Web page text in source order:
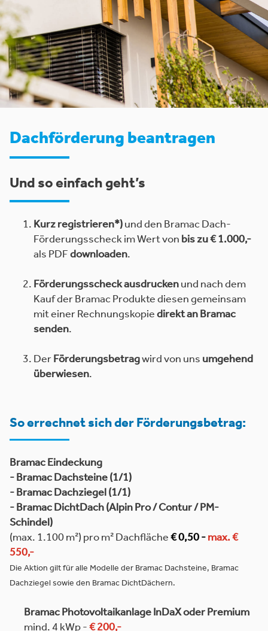
Dachförderung beantragen
Und so einfach geht’s
Kurz registrieren*)und den Bramac Dach-
Förderungsscheck im Wert von bis zu € 1.000,-
als PDFdownloaden.
Förderungsscheck ausdruckenund nach dem
Kauf der Bramac Produkte diesen gemeinsam
mit einer Rechnungskopiedirekt an Bramac
senden.
DerFörderungsbetragwird von uns umgehend
überwiesen.
So errechnet sich der Förderungsbetrag:
Bramac Eindeckung
- Bramac Dachsteine (1/1)
- Bramac Dachziegel (1/1)
- Bramac DichtDach (Alpin Pro / Contur / PM-
Schindel)
(max. 1.100 m²) pro m² Dachfläche€ 0,50 -max. €
550,-
Die Aktion gilt für alle Modelle der Bramac Dachsteine, Bramac
Dachziegel sowie den Bramac DichtDächern.
Bramac Photovoltaikanlage InDaX oder Premium
mind. 4 kWp -€ 200,-